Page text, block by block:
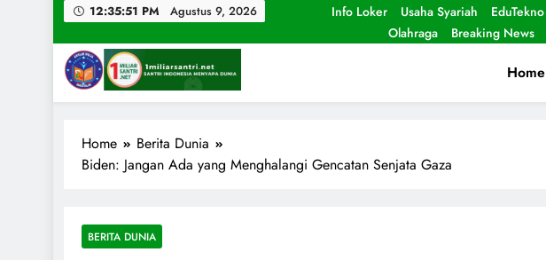
12:35:53 PM Agustus 9, 2026
Info Loker
Usaha Syariah EduTekno
Olahraga
Breaking News
1miliarsantri.net
Home
Home
Berita Dunia
Biden: Jangan Ada yang Menghalangi Gencatan Senjata Gaza
BERITA DUNIA